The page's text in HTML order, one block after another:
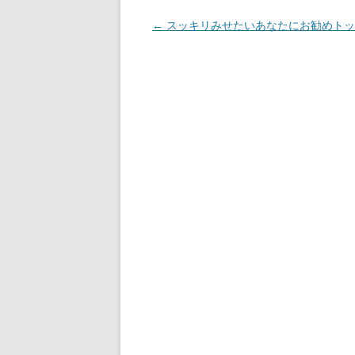
投
← スッキリみせたいあなたにお勧めト